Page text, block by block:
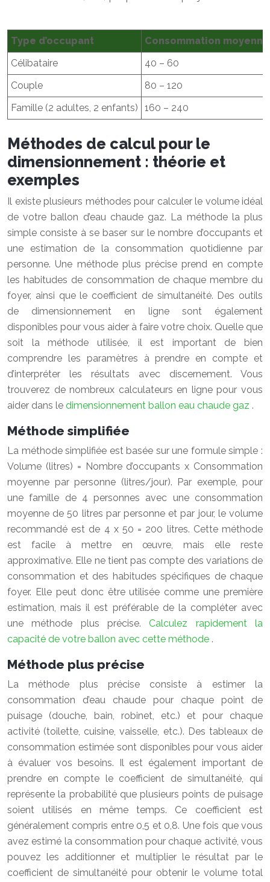
Type d’occupant
Consommation
Célibataire
40 – 60
Couple
80 – 120
Famille (2 adultes, 2 enfants)
160 – 240
Méthodes de calcul pour le
dimensionnement : théorie et
exemples
Il existe plusieurs méthodes pour calculer le volume idéal
de votre ballon d’eau chaude gaz. La méthode la plus
simple consiste à se baser sur le nombre d’occupants et
une estimation de la consommation quotidienne par
personne. Une méthode plus précise prend en compte
les habitudes de consommation de chaque membre du
foyer, ainsi que le coefficient de simultanéité. Des outils
de dimensionnement en ligne sont également
disponibles pour vous aider à faire votre choix. Quelle que
soit la méthode utilisée, il est important de bien
comprendre les paramètres à prendre en compte et
d’interpréter les résultats avec discernement. Vous
trouverez de nombreux calculateurs en ligne pour vous
aider dans le dimensionnement ballon eau chaude gaz .
Méthode simplifiée
La méthode simplifiée est basée sur une formule simple :
Volume (litres) = Nombre d’occupants x Consommation
moyenne par personne (litres/jour). Par exemple, pour
une famille de 4 personnes avec une consommation
moyenne de 50 litres par personne et par jour, le volume
recommandé est de 4 x 50 = 200 litres. Cette méthode
est facile à mettre en œuvre, mais elle reste
approximative. Elle ne tient pas compte des variations de
consommation et des habitudes spécifiques de chaque
foyer. Elle peut donc être utilisée comme une première
estimation, mais il est préférable de la compléter avec
une méthode plus précise. Calculez rapidement la
capacité de votre ballon avec cette méthode .
Méthode plus précise
La méthode plus précise consiste à estimer la
consommation d’eau chaude pour chaque point de
puisage (douche, bain, robinet, etc.) et pour chaque
activité (toilette, cuisine, vaisselle, etc.). Des tableaux de
consommation estimée sont disponibles pour vous aider
à évaluer vos besoins. Il est également important de
prendre en compte le coefficient de simultanéité, qui
représente la probabilité que plusieurs points de puisage
soient utilisés en même temps. Ce coefficient est
généralement compris entre 0,5 et 0,8. Une fois que vous
avez estimé la consommation pour chaque activité, vous
pouvez les additionner et multiplier le résultat par le
coefficient de simultanéité pour obtenir le volume total